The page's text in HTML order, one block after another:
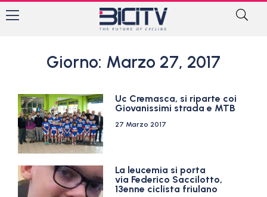
Giorno: Marzo 27, 2017
Uc Cremasca, si riparte coi
Giovanissimi strada e MTB
27 Marzo 2017
La leucemia si porta
via Federico Saccilotto,
13enne ciclista friulano